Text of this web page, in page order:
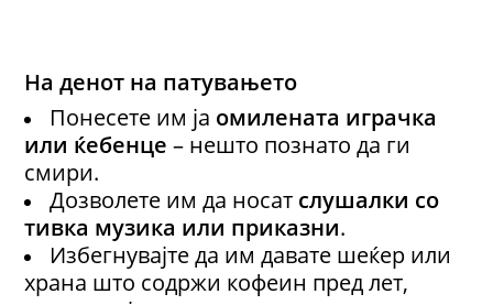
На денот на патувањето
Понесете им ја омилената играчка
или ќебенце – нешто познато да ги
смири.
Дозволете им да носат слушалки со
тивка музика или приказни.
Избегнувајте да им давате шеќер или
храна што содржи кофеин пред лет,